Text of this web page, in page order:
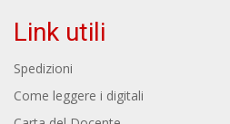
Link utili
Spedizioni
Come leggere i digitali